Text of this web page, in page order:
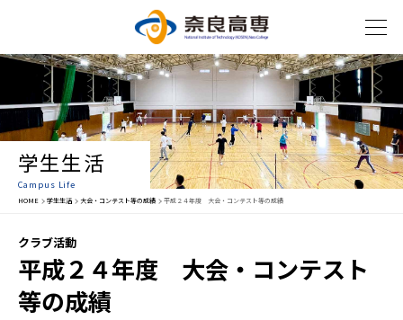
学生生活
Campus Life
HOME 学生生活 大会・コンテスト等の成績 平成２４年度 大会・コンテスト等の成績
クラブ活動
平成２４年度 大会・コンテスト
等の成績